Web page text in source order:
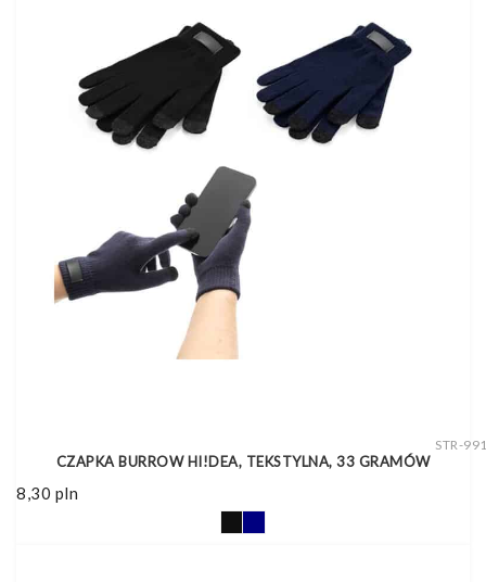
STR-
CZAPKA BURROW HI!DEA, TEKSTYLNA, 33 GRAMÓW
8,30 pln